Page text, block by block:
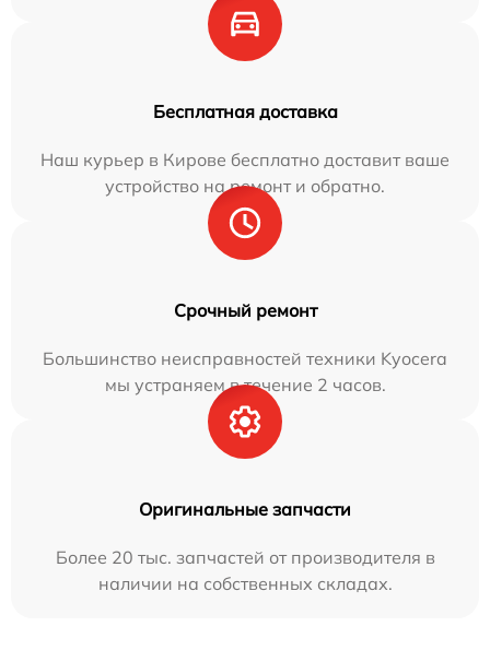
Бесплатная доставка
Наш курьер в Кирове бесплатно доставит ваше
устройство на ремонт и обратно.
Срочный ремонт
Большинство неисправностей техники Kyocera
мы устраняем в течение 2 часов.
Оригинальные запчасти
Более 20 тыс. запчастей от производителя в
наличии на собственных складах.